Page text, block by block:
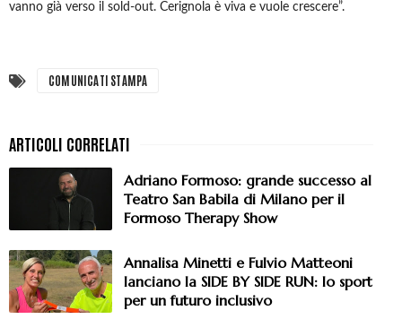
vanno già verso il sold-out. Cerignola è viva e vuole crescere”.
COMUNICATI STAMPA
Adriano Formoso: grande successo al
Teatro San Babila di Milano per il
Formoso Therapy Show
Annalisa Minetti e Fulvio Matteoni
lanciano la SIDE BY SIDE RUN: lo sport
per un futuro inclusivo